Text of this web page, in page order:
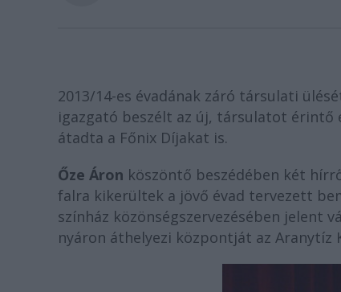
2013/14-es évadának záró társulati
igazgató beszélt az új, társulatot érintő
átadta a Főnix Díjakat is.
Őze Áron köszöntő beszédében két
falra kikerültek a jövő évad tervezett
színház közönségszervezésében jelent
nyáron áthelyezi központját az Aranytíz